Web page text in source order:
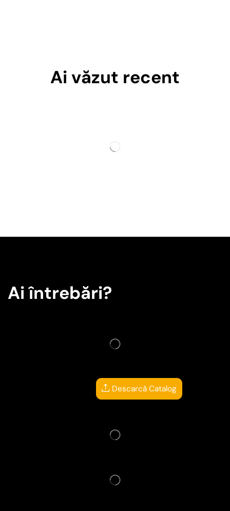
Ai văzut recent
Ai întrebări?
Descarcă Catalog